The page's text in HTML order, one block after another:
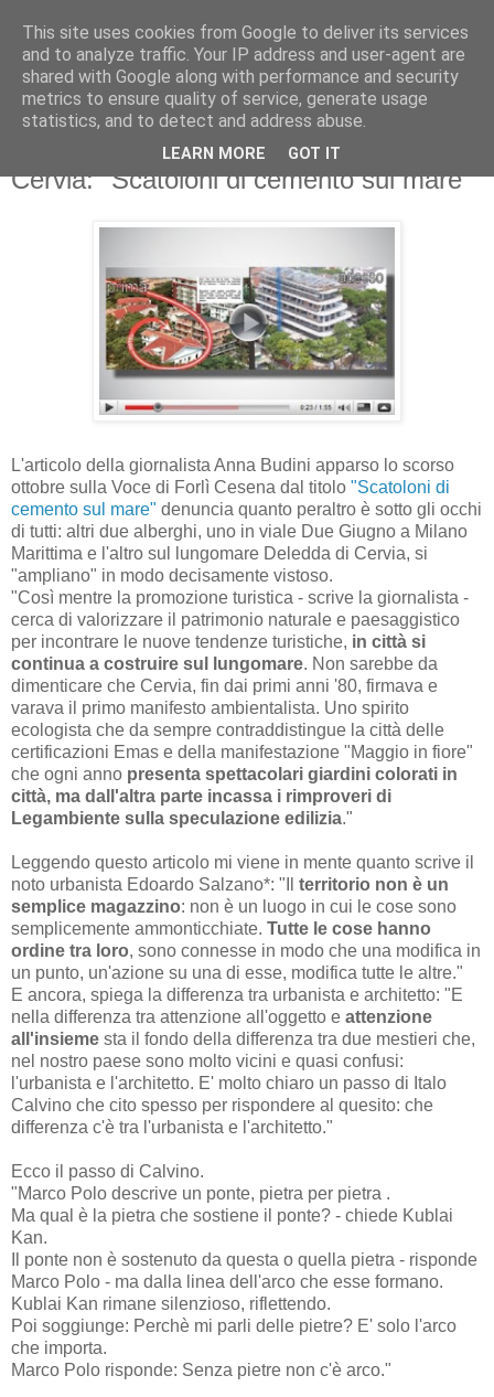
mercoledì 24 giugno 2009
Cervia: "Scatoloni di cemento sul mare"
L'articolo della giornalista Anna Budini apparso lo scorso
ottobre sulla Voce di Forlì Cesena dal titolo "Scatoloni di
cemento sul mare" denuncia quanto peraltro è sotto gli occhi
di tutti: altri due alberghi, uno in viale Due Giugno a Milano
Marittima e l'altro sul lungomare Deledda di Cervia, si
"ampliano" in modo decisamente vistoso.
"Così mentre la promozione turistica - scrive la giornalista -
cerca di valorizzare il patrimonio naturale e paesaggistico
per incontrare le nuove tendenze turistiche, in città si
continua a costruire sul lungomare. Non sarebbe da
dimenticare che Cervia, fin dai primi anni '80, firmava e
varava il primo manifesto ambientalista. Uno spirito
ecologista che da sempre contraddistingue la città delle
certificazioni Emas e della manifestazione "Maggio in fiore"
che ogni anno presenta spettacolari giardini colorati in
città, ma dall'altra parte incassa i rimproveri di
Legambiente sulla speculazione edilizia."
Leggendo questo articolo mi viene in mente quanto scrive il
noto urbanista Edoardo Salzano*: "Il territorio non è un
semplice magazzino: non è un luogo in cui le cose sono
semplicemente ammonticchiate. Tutte le cose hanno
ordine tra loro, sono connesse in modo che una modifica in
un punto, un'azione su una di esse, modifica tutte le altre."
E ancora, spiega la differenza tra urbanista e architetto: "E
nella differenza tra attenzione all'oggetto e attenzione
all'insieme sta il fondo della differenza tra due mestieri che,
nel nostro paese sono molto vicini e quasi confusi:
l'urbanista e l'architetto. E' molto chiaro un passo di Italo
Calvino che cito spesso per rispondere al quesito: che
differenza c'è tra l'urbanista e l'architetto."
Ecco il passo di Calvino.
"Marco Polo descrive un ponte, pietra per pietra .
Ma qual è la pietra che sostiene il ponte? - chiede Kublai
Kan.
Il ponte non è sostenuto da questa o quella pietra - risponde
Marco Polo - ma dalla linea dell'arco che esse formano.
Kublai Kan rimane silenzioso, riflettendo.
Poi soggiunge: Perchè mi parli delle pietre? E' solo l'arco
che importa.
Marco Polo risponde: Senza pietre non c'è arco."
This site uses cookies from Google to deliver its services
and to analyze traffic. Your IP address and user-agent are
shared with Google along with performance and security
metrics to ensure quality of service, generate usage
statistics, and to detect and address abuse.
LEARN MORE GOT IT